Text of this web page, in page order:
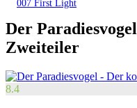
007 First Light
Der
Zweiteiler
8.4